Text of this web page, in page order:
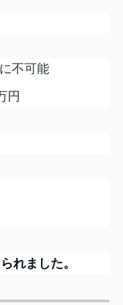
不可能
円
れました。